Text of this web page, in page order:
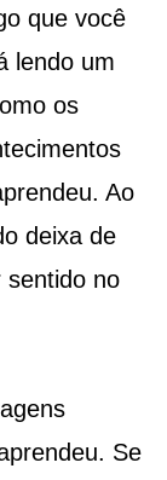
que você
lendo um
os
Ao
deixa de
sentido no
Se